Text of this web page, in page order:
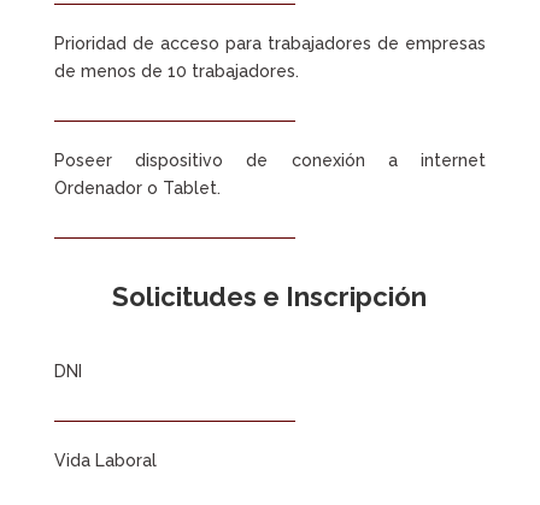
Prioridad de acceso para trabajadores de empresas
de menos de 10 trabajadores.
Poseer dispositivo de conexión a internet
Ordenador o Tablet.
Solicitudes e Inscripción
DNI
Vida Laboral